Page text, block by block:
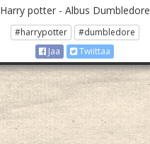
Harry potter - Albus Dumbledore
#harrypotter
#dumbledore
Jaa
Twiittaa